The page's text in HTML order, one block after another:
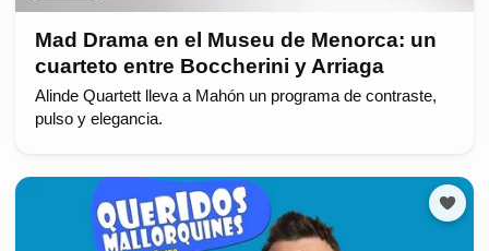
Mad Drama en el Museu de Menorca: un
cuarteto entre Boccherini y Arriaga
Alinde Quartett lleva a Mahón un programa de contraste,
pulso y elegancia.